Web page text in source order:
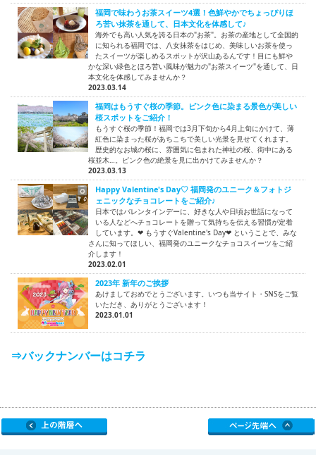
福岡で味わうお茶スイーツ4選！色鮮やかでちょっぴりほ
ろ苦い抹茶を通して、日本文化を体感して♪
海外でも高い人気を誇る日本の"お茶"。お茶の産地として全国的
に知られる福岡では、八女抹茶をはじめ、美味しいお茶を使っ
たスイーツが楽しめるスポットが沢山あるんです！目にも鮮や
かな深い緑色とほろ苦い風味が魅力の"お茶スイーツ"を通して、日
本文化を体感してみませんか？
2023.03.14
福岡はもうすぐ桜の季節。ピンク色に染まる景色が美しい
桜スポットをご紹介！
もうすぐ桜の季節！福岡では3月下旬から4月上旬にかけて、薄
紅色に染まった桜があちこちで美しい光景を見せてくれます。
歴史的なお城の桜に、雰囲気に包まれた神社の桜、街中にある
桜並木…。ピンク色の絶景を見に出かけてみませんか？
2023.03.13
Happy Valentine's Day♡ 福岡発のユニーク＆フォトジ
ェニックなチョコレートをご紹介♪
日本ではバレンタインデーに、好きな人や日頃お世話になって
いる人などへチョコレートを贈って気持ちを伝える習慣が定着
しています。❤ もうすぐValentine's Day❤ ということで、みな
さんに知ってほしい、福岡発のユニークなチョコスイーツをご紹
介します！
2023.02.01
2023年 新年のご挨拶
あけましておめでとうございます。いつも当サイト・SNSをご覧
いただき、ありがとうございます！
2023.01.01
⇒バックナンバーはコチラ